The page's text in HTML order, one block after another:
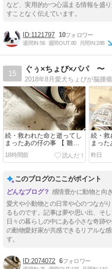
など、実用的かつ心温まる情報を盛
すことなく伝えています。
1121797 10
週間IN:56 週間OUT:80 月間IN:288
15
続・救われた命と逝ってし
まったあの仔の事 【 雛鳥
編 ⑤ 言葉でならいくらで
も嘘がつけるのに 】
18時間前
続・救
まっ
編 ④
た正体
昨日
このブログのここがポイント
感情豊かに動物と向
愛犬や小動物との日常や心のつなが
るものです。記事は夢や思い出、そ
日々の暮らしの中にある小さな奇跡
の動物愛好家が共感できるリアルな
す。
2074072 6